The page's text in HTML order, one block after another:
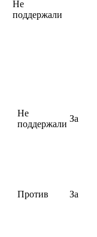
Не
поддержали
Не
поддержали
За
Против За